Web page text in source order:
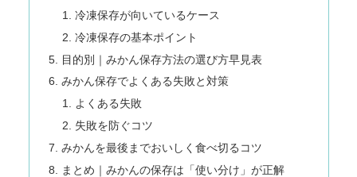
冷凍保存が向いているケース
冷凍保存の基本ポイント
目的別｜みかん保存方法の選び方早見表
みかん保存でよくある失敗と対策
よくある失敗
失敗を防ぐコツ
みかんを最後までおいしく食べ切るコツ
まとめ｜みかんの保存は「使い分け」が正解